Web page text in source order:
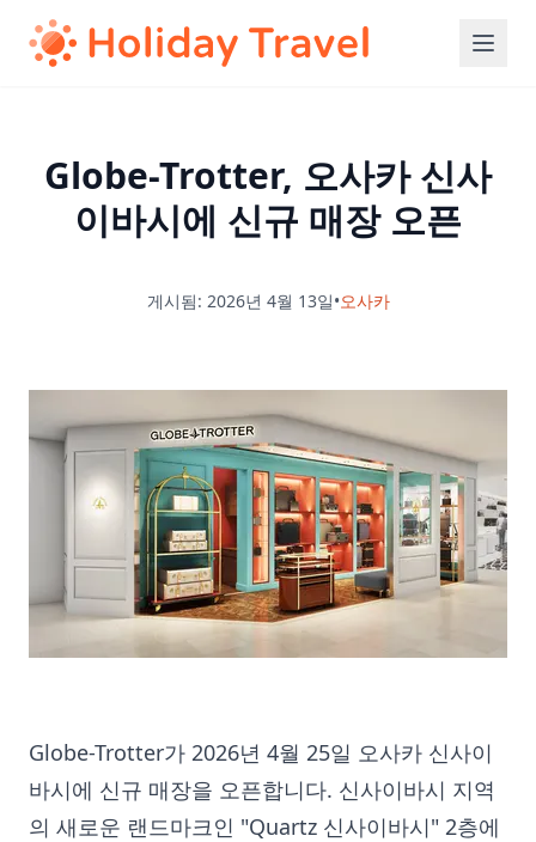
Globe-Trotter, 오사카 신사
이바시에 신규 매장 오픈
게시됨: 2026년 4월 13일•오사카
Globe-Trotter가 2026년 4월 25일 오사카 신사이
바시에 신규 매장을 오픈합니다. 신사이바시 지역
의 새로운 랜드마크인 "Quartz 신사이바시" 2층에